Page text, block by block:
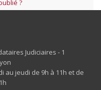
?
Judiciaires - 1
au jeudi de 9h à 11h et de